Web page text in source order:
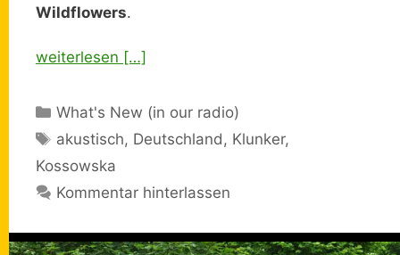
Wildflowers.
weiterlesen […]
Kategorien
What's New (in our radio)
Schlagwörter
akustisch, Deutschland, Klunker,
Kossowska
Kommentar hinterlassen